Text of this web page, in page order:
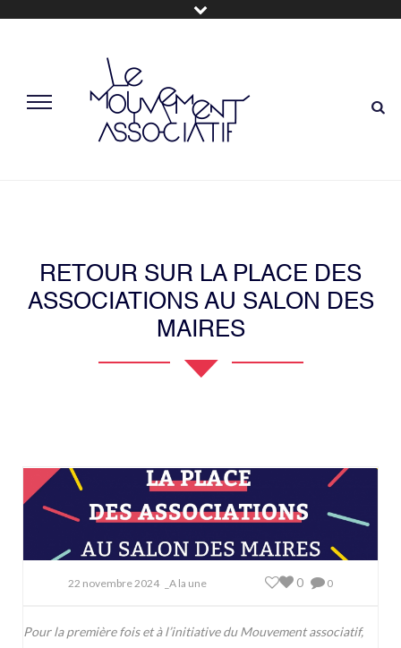
RETOUR SUR LA PLACE DES
ASSOCIATIONS AU SALON DES
MAIRES
22 novembre 2024 _A la une 0
0
Pour la première fois et à l’initiative du Mouvement associatif,